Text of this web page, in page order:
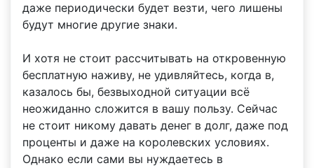
даже периодически будет везти, чего лишены
будут многие другие знаки.
И хотя не стоит рассчитывать на откровенную
бесплатную наживу, не удивляйтесь, когда в,
казалось бы, безвыходной ситуации всё
неожиданно сложится в вашу пользу. Сейчас
не стоит никому давать денег в долг, даже под
проценты и даже на королевских условиях.
Однако если сами вы нуждаетесь в